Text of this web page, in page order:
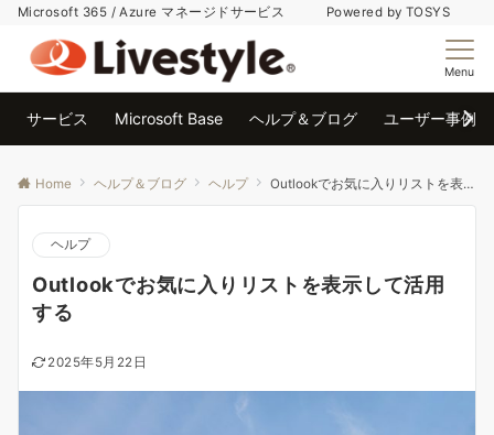
Microsoft 365 / Azure マネージドサービス Powered by TOSYS
Menu
サービス Microsoft Base ヘルプ＆ブログ ユーザー事例
Home ヘルプ＆ブログ ヘルプ Outlookでお気に入りリストを表示して活用する
ヘルプ
Outlookでお気に入りリストを表示して活用
する
2025年5月22日